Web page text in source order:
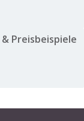
Preisbeispiele